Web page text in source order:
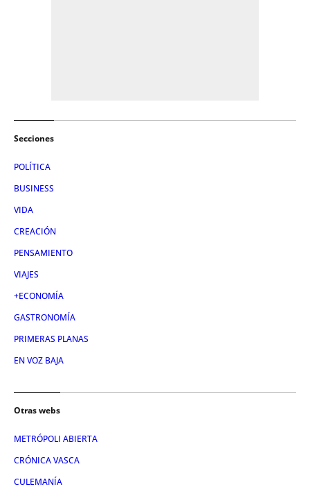
Secciones
POLÍTICA
BUSINESS
VIDA
CREACIÓN
PENSAMIENTO
VIAJES
+ECONOMÍA
GASTRONOMÍA
PRIMERAS PLANAS
EN VOZ BAJA
Otras webs
METRÓPOLI ABIERTA
CRÓNICA VASCA
CULEMANÍA